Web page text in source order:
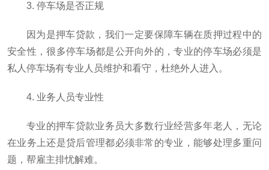
3. 停车场是否正规
因为是押车贷款，我们一定要保障车辆在质押过程中的
安全性，很多停车场都是公开向外的，专业的停车场必须是
私人停车场有专业人员维护和看守，杜绝外人进入。
4. 业务人员专业性
专业的押车贷款业务员大多数行业经营多年老人，无论
在业务上还是贷后管理都必须非常的专业，能够处理多重问
题，帮雇主排忧解难。